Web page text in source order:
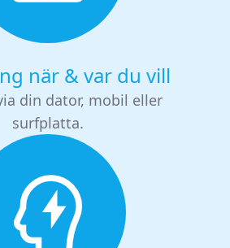
när & var du vill
din dator, mobil eller
surfplatta.